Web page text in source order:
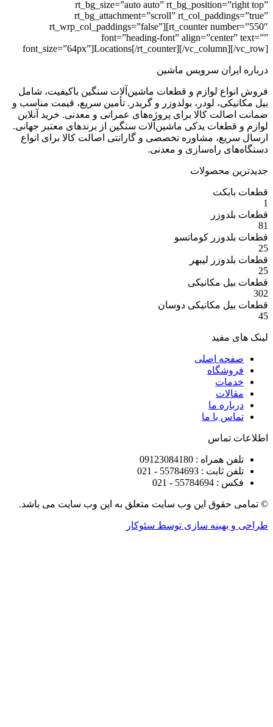
rt_bg_size=”auto auto”
rt_bg_attachment=”scroll”
rt_wrp_col_paddings=”false”][rt_counter
font=”heading-font”
font_size=”64px”]Locations[/rt_counter][/
سرویس ماشین
لوازم و قطعات ماشین‌آلات سنگین باکیفیت، شامل
لودر، بولدوزر و گریدر. تأمین سریع، قیمت مناسب و
کالا برای پروژه‌های عمرانی و معدنی. خرید آنلاین
یدکی ماشین‌آلات سنگین از برندهای معتبر جهانی.
مشاوره تخصصی و گارانتی اصالت کالا برای انواع
راه‌سازی و معدنی.
محصولات
کوماتسو
لیبهر
مکانیکی
مکانیکی دوسان
اصلی
ما
با ما
: 09123084180
: 55784693 - 021
این وب سایت متعلق به این وب سایت می باشد.
سازی توسط سئوکار